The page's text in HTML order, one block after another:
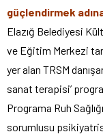
güçlendirmek
Elazığ Belediyesi
ve Eğitim Merkezi
yer alan TRSM
sanat terapisi’
Programa Ruh
sorumlusu